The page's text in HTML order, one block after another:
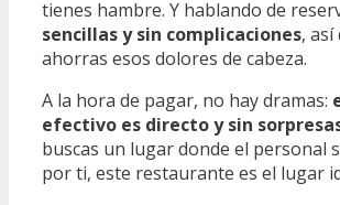
tienes hambre. Y hablando de
sencillas y sin complicaciones, así
ahorras esos dolores de cabeza.
A la hora de pagar, no hay dramas:
efectivo es directo y sin
buscas un lugar donde el personal
por ti, este restaurante es el lugar